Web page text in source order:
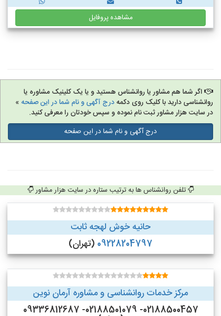
مشاهده پروفایل
اگر شما هم مشاور یا روانشناس هستید و یا یک کلینیک مشاوره یا
روانشناسی دارید با کلیک روی دکمهدرج آگهی و نام شما در این صفحه »
در سایت هزار مشاور ثبت نام نموده و سپس خودتان را معرفی کنید.
درج آگهی و نام شما در این صفحه
تلفن روانشناس ها به ترتیب ستاره در سایت هزار مشاور
حانیه خوش لهجه ثابت
09228204797 (تهران)
مرکز خدمات روانشناسی و مشاوره آرمان نوین
02188500457- 02188501079- 09336812687